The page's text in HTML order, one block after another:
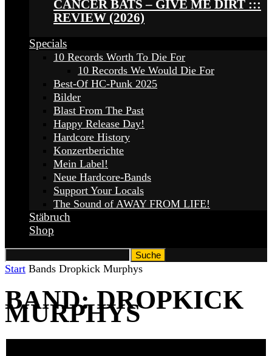
CANCER BATS – GIVE ME DIRT :::
REVIEW (2026)
Specials
10 Records Worth To Die For
10 Records We Would Die For
Best-Of HC-Punk 2025
Bilder
Blast From The Past
Happy Release Day!
Hardcore History
Konzertberichte
Mein Label!
Neue Hardcore-Bands
Support Your Locals
The Sound of AWAY FROM LIFE!
Stäbruch
Shop
Start Bands Dropkick Murphys
BAND: DROPKICK
MURPHYS